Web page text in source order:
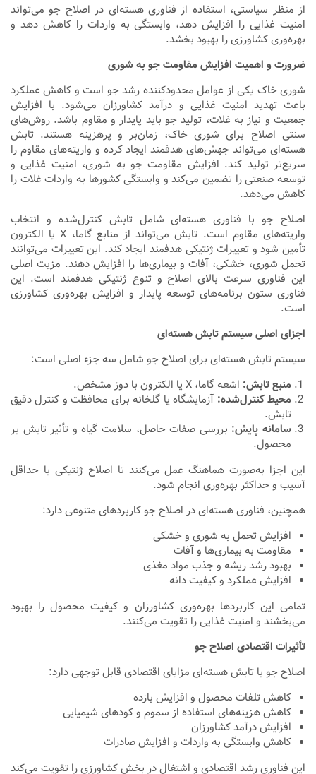
از منظر سیاستی، استفاده از فناوری هسته‌ای در اصلاح جو می‌تواند
امنیت غذایی را افزایش دهد، وابستگی به واردات را کاهش دهد و
بهره‌وری کشاورزی را بهبود بخشد.
ضرورت و اهمیت افزایش مقاومت جو به شوری
شوری خاک یکی از عوامل محدودکننده رشد جو است و کاهش عملکرد
باعث تهدید امنیت غذایی و درآمد کشاورزان می‌شود. با افزایش
جمعیت و نیاز به غلات، تولید جو باید پایدار و مقاوم باشد. روش‌های
سنتی اصلاح برای شوری خاک، زمان‌بر و پرهزینه هستند. تابش
هسته‌ای می‌تواند جهش‌های هدفمند ایجاد کرده و واریته‌های مقاوم را
سریع‌تر تولید کند. افزایش مقاومت جو به شوری، امنیت غذایی و
توسعه صنعتی را تضمین می‌کند و وابستگی کشورها به واردات غلات را
کاهش می‌دهد.
اصلاح جو با فناوری هسته‌ای شامل تابش کنترل‌شده و انتخاب
واریته‌های مقاوم است. تابش می‌تواند از منابع گاما، X یا الکترون
تأمین شود و تغییرات ژنتیکی هدفمند ایجاد کند. این تغییرات می‌توانند
تحمل شوری، خشکی، آفات و بیماری‌ها را افزایش دهند. مزیت اصلی
این فناوری سرعت بالای اصلاح و تنوع ژنتیکی هدفمند است. این
فناوری ستون برنامه‌های توسعه پایدار و افزایش بهره‌وری کشاورزی
است.
اجزای اصلی سیستم تابش هسته‌ای
سیستم تابش هسته‌ای برای اصلاح جو شامل سه جزء اصلی است:
منبع تابش:اشعه گاما، X یا الکترون با دوز مشخص.
محیط کنترل‌شده:آزمایشگاه یا گلخانه برای محافظت و کنترل دقیق
تابش.
سامانه پایش:بررسی صفات حاصل، سلامت گیاه و تأثیر تابش بر
محصول.
این اجزا به‌صورت هماهنگ عمل می‌کنند تا اصلاح ژنتیکی با حداقل
آسیب و حداکثر بهره‌وری انجام شود.
همچنین، فناوری هسته‌ای در اصلاح جو کاربردهای متنوعی دارد:
افزایش تحمل به شوری و خشکی
مقاومت به بیماری‌ها و آفات
بهبود رشد ریشه و جذب مواد مغذی
افزایش عملکرد و کیفیت دانه
تمامی این کاربردها بهره‌وری کشاورزان و کیفیت محصول را بهبود
می‌بخشند و امنیت غذایی را تقویت می‌کنند.
تأثیرات اقتصادی اصلاح جو
اصلاح جو با تابش هسته‌ای مزایای اقتصادی قابل توجهی دارد:
کاهش تلفات محصول و افزایش بازده
کاهش هزینه‌های استفاده از سموم و کودهای شیمیایی
افزایش درآمد کشاورزان
کاهش وابستگی به واردات و افزایش صادرات
این فناوری رشد اقتصادی و اشتغال در بخش کشاورزی را تقویت می‌کند